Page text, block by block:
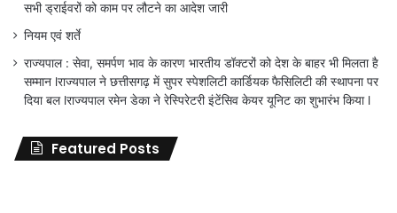
सभी ड्राईवरों को काम पर लौटने का आदेश जारी
नियम एवं शर्ते
राज्यपाल : सेवा, समर्पण भाव के कारण भारतीय डॉक्टरों को देश के बाहर भी मिलता है
सम्मान lराज्यपाल ने छत्तीसगढ़ में सुपर स्पेशलिटी कार्डियक फैसिलिटी की स्थापना पर
दिया बल lराज्यपाल रमेन डेका ने रेस्पिरेटरी इंटेंसिव केयर यूनिट का शुभारंभ किया l
Featured Posts